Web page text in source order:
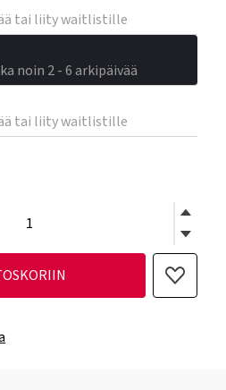
tai liity waitlistille
noin 2 - 6 arkipäivää
tai liity waitlistille